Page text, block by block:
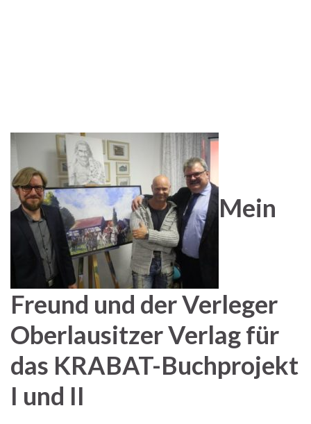
Mein
Freund und der Verleger
Oberlausitzer Verlag für
das KRABAT-Buchprojekt
I und II